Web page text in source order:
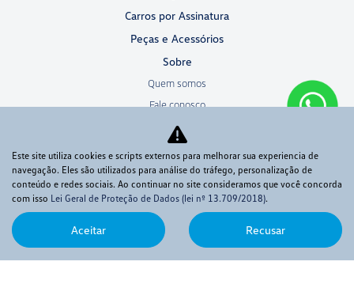
Carros por Assinatura
Peças e Acessórios
Sobre
Quem somos
Fale conosco
Trabalhe conosco
Política de privacidade
Sistema de Informações de Crédito (SCR)
Código de Conduta Assobrav
No trânsito, enxergar o outro salva vidas.
Este site utiliza cookies e scripts externos para melhorar sua experiencia de
navegação. Eles são utilizados para análise do tráfego, personalização de
conteúdo e redes sociais. Ao continuar no site consideramos que você concorda
com isso Lei Geral de Proteção de Dados (lei nº 13.709/2018).
Aceitar Recusar